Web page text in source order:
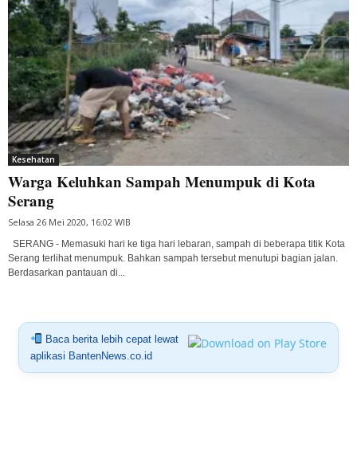
Kesehatan
Warga Keluhkan Sampah Menumpuk di Kota
Serang
Selasa 26 Mei 2020, 16:02 WIB
SERANG - Memasuki hari ke tiga hari lebaran, sampah di beberapa titik Kota
Serang terlihat menumpuk. Bahkan sampah tersebut menutupi bagian jalan.
Berdasarkan pantauan di...
Baca berita lebih cepat lewat
aplikasi BantenNews.co.id